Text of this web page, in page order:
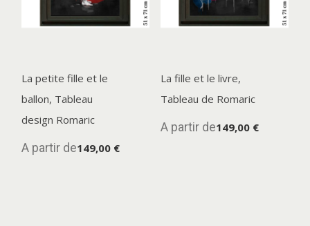
La petite fille et le
ballon, Tableau
design Romaric
A partir de149,00 €
La fille et le livre,
Tableau de Romaric
A partir de149,00 €